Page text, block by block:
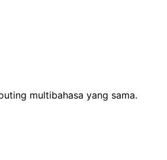
multibahasa yang sama.